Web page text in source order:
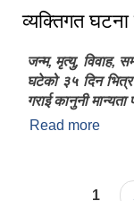
व्यक्तिगत
जन्म, मृत्यु, विवाह,
घटेको ३५ दिन
गराई कानुनी मान्यता
Read more
Pages
1